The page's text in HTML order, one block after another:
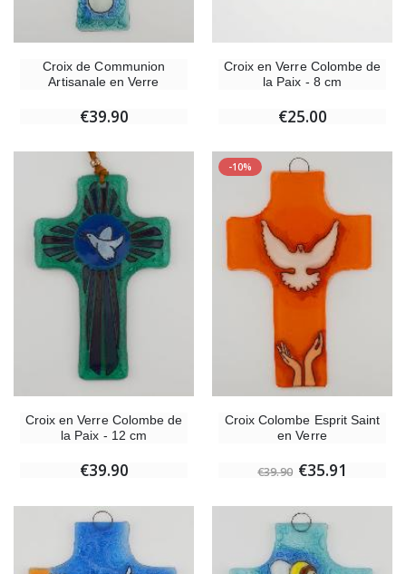
Croix de Communion
Artisanale en Verre
€39.90
Croix en Verre Colombe de
la Paix - 8 cm
€25.00
Croix en Verre Colombe de
la Paix - 12 cm
€39.90
-10%
Croix Colombe Esprit Saint
en Verre
€39.90 €35.91